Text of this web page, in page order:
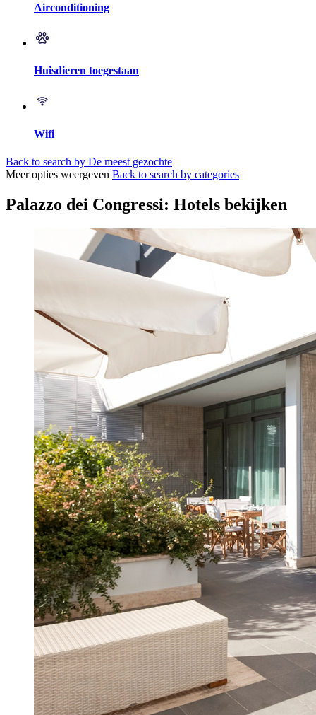
Airconditioning
Huisdieren toegestaan
Wifi
Back to search by De meest gezochte
Meer opties weergeven Back to search by categories
Palazzo dei Congressi: Hotels bekijken